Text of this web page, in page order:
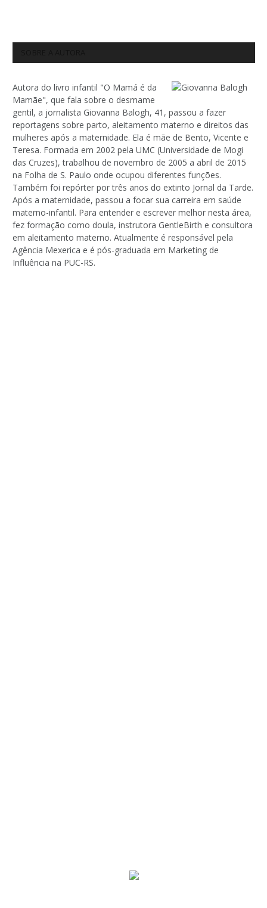
Autora do livro infantil "O Mamá é da
Mamãe", que fala sobre o desmame
gentil, a jornalista Giovanna Balogh, 41, passou a fazer
reportagens sobre parto, aleitamento materno e direitos das
mulheres após a maternidade. Ela é mãe de Bento, Vicente e
Teresa. Formada em 2002 pela UMC (Universidade de Mogi
das Cruzes), trabalhou de novembro de 2005 a abril de 2015
na Folha de S. Paulo onde ocupou diferentes funções.
Também foi repórter por três anos do extinto Jornal da Tarde.
Após a maternidade, passou a focar sua carreira em saúde
materno-infantil. Para entender e escrever melhor nesta área,
fez formação como doula, instrutora GentleBirth e consultora
em aleitamento materno. Atualmente é responsável pela
Agência Mexerica e é pós-graduada em Marketing de
Influência na PUC-RS.